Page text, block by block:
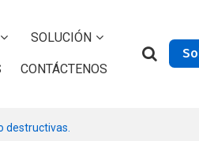
SOLUCIÓN
CONTÁCTENOS
destructivas.